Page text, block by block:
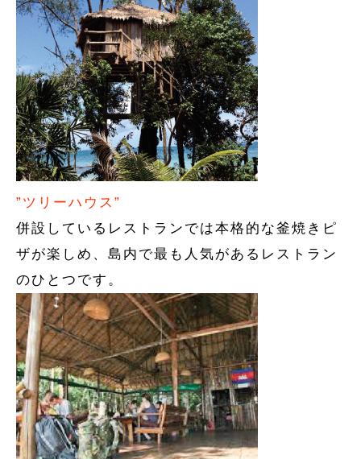
”ツリーハウス”
併設しているレストランでは本格的な釜焼きピ
ザが楽しめ、島内で最も人気があるレストラン
のひとつです。